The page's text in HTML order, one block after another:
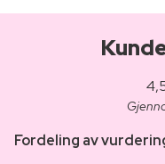
Fordeling av